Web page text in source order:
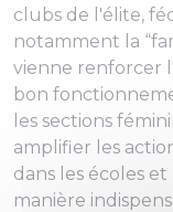
clubs de l'élite,
notamment la
vienne renforcer
bon
les sections
amplifier les
dans les écoles
manière